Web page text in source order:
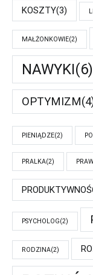
KOSZTY(3)
MAŁŻONKOWIE(2)
NAWYKI(6)
OPTYMIZM
PIENIĄDZE(2)
PRALKA(2)
PSYCHOLOG(2)
RODZINA(2)